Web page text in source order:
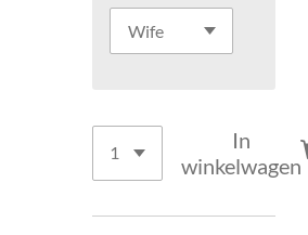
In
winkelwagen